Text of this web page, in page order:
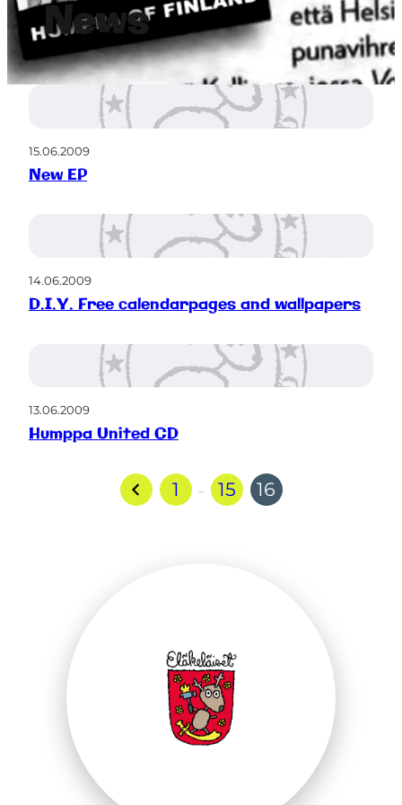
News
15.06.2009
New EP
14.06.2009
D.I.Y. Free calendarpages and wallpapers
13.06.2009
Humppa United CD
1 15 16